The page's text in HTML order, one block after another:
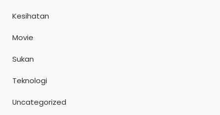
Kesihatan
Movie
Sukan
Teknologi
Uncategorized